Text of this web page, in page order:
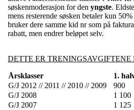
søskenmoderasjon for den yngste.
mens resterende søsken betaler kun
bruker dere samme kid nr som på
rabatt, men endrer beløpet selv.
DETTE ER TRENINGSAVGIFTENE
Årsklasser 1.
G/J 2012 // 2011 // 2010 // 2009
900
G/J 2008
1 100
G/J 2007
1 125